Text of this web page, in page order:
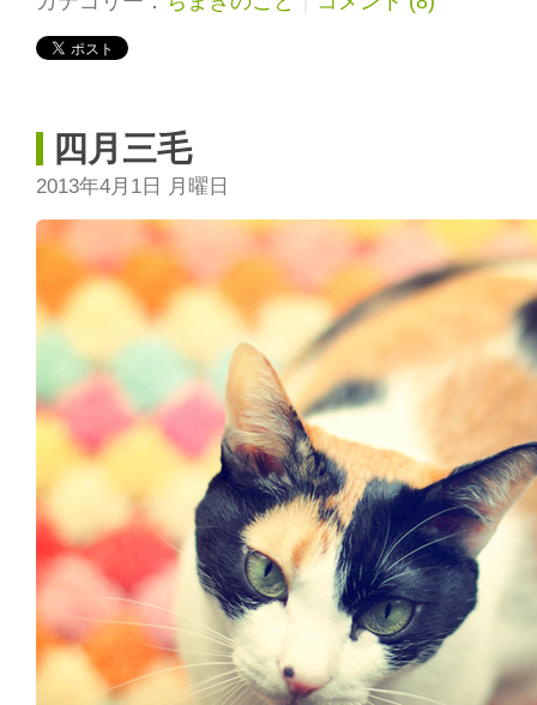
四月三毛
2013年4月1日 月曜日